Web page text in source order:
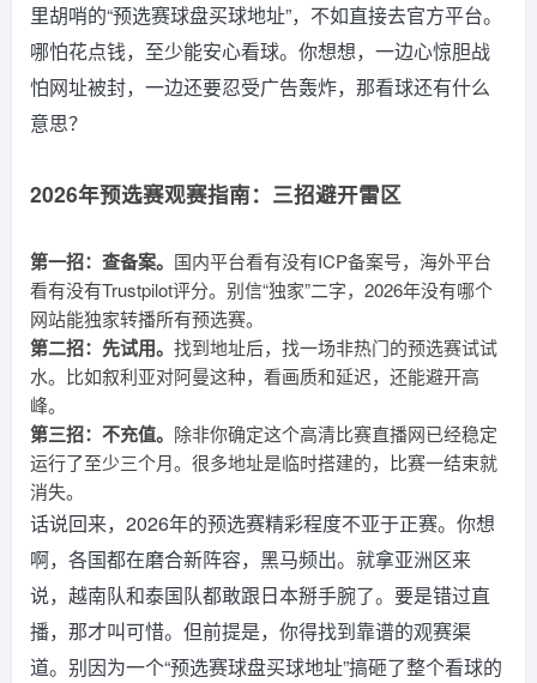
里胡哨的“预选赛球盘买球地址”，不如直接去官方平台。
哪怕花点钱，至少能安心看球。你想想，一边心惊胆战
怕网址被封，一边还要忍受广告轰炸，那看球还有什么
意思？
2026年预选赛观赛指南：三招避开雷区
第一招：查备案。 国内平台看有没有ICP备案号，海外平台
看有没有Trustpilot评分。别信“独家”二字，2026年没有哪个
网站能独家转播所有预选赛。
第二招：先试用。 找到地址后，找一场非热门的预选赛试试
水。比如叙利亚对阿曼这种，看画质和延迟，还能避开高
峰。
第三招：不充值。 除非你确定这个高清比赛直播网已经稳定
运行了至少三个月。很多地址是临时搭建的，比赛一结束就
消失。
话说回来，2026年的预选赛精彩程度不亚于正赛。你想
啊，各国都在磨合新阵容，黑马频出。就拿亚洲区来
说，越南队和泰国队都敢跟日本掰手腕了。要是错过直
播，那才叫可惜。但前提是，你得找到靠谱的观赛渠
道。别因为一个“预选赛球盘买球地址”搞砸了整个看球的